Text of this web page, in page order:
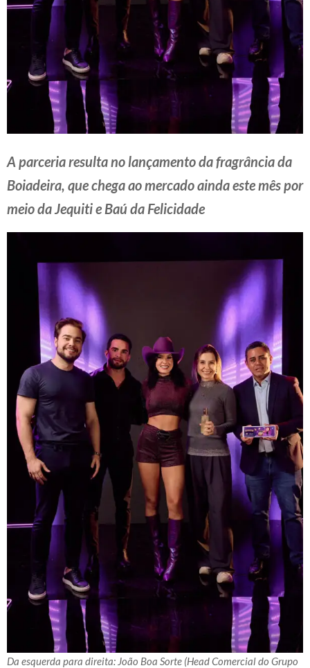
A parceria resulta no lançamento da fragrância da
Boiadeira, que chega ao mercado ainda este mês por
meio da Jequiti e Baú da Felicidade
Da esquerda para direita: João Boa Sorte (Head Comercial do Grupo